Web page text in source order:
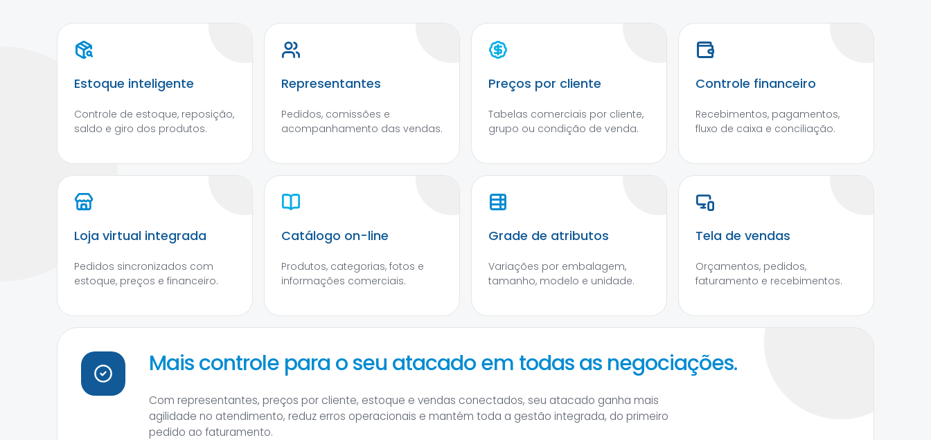
Estoque inteligente
Controle de estoque, reposição,
saldo e giro dos produtos.
Representantes
Pedidos, comissões e
acompanhamento das vendas.
Preços por cliente
Tabelas comerciais por cliente,
grupo ou condição de venda.
Controle financeiro
Recebimentos, pagamentos,
fluxo de caixa e conciliação.
Loja virtual integrada
Pedidos sincronizados com
estoque, preços e financeiro.
Catálogo on-line
Produtos, categorias, fotos e
informações comerciais.
Grade de atributos
Variações por embalagem,
tamanho, modelo e unidade.
Tela de vendas
Orçamentos, pedidos,
faturamento e recebimentos.
Mais controle para o seu atacado em todas as negociações.
Com representantes, preços por cliente, estoque e vendas conectados, seu atacado ganha mais
agilidade no atendimento, reduz erros operacionais e mantém toda a gestão integrada, do primeiro
pedido ao faturamento.